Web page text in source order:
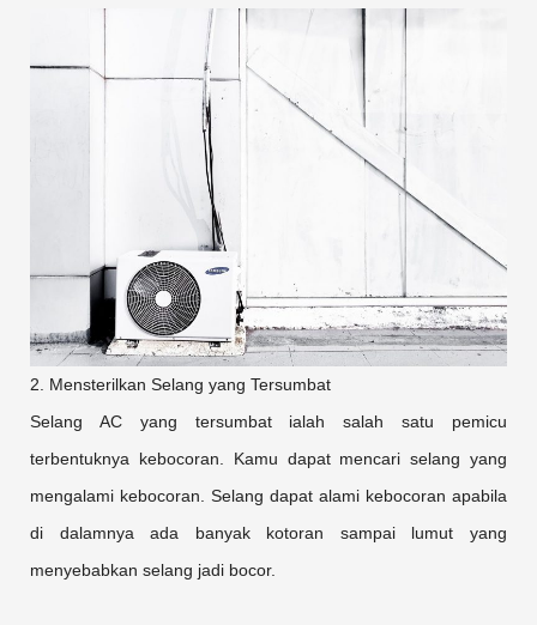
2. Mensterilkan Selang yang Tersumbat
Selang AC yang tersumbat ialah salah satu pemicu
terbentuknya kebocoran. Kamu dapat mencari selang yang
mengalami kebocoran. Selang dapat alami kebocoran apabila
di dalamnya ada banyak kotoran sampai lumut yang
menyebabkan selang jadi bocor.